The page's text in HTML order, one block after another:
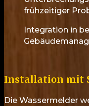
frühzeitiger
Integration in
Installation mit
Die Wassermelder